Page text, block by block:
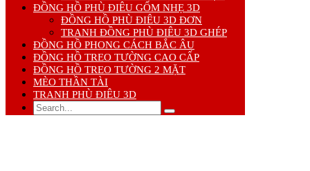
ĐỒNG HỒ PHÙ ĐIÊU GỐM NHẸ 3D
ĐỒNG HỒ PHÙ ĐIÊU 3D ĐƠN
TRANH ĐỒNG PHÙ ĐIÊU 3D GHÉP
ĐỒNG HỒ PHONG CÁCH BẮC ÂU
ĐỒNG HỒ TREO TƯỜNG CAO CẤP
ĐỒNG HỒ TREO TƯỜNG 2 MẶT
MÈO THẦN TÀI
TRANH PHÙ ĐIÊU 3D